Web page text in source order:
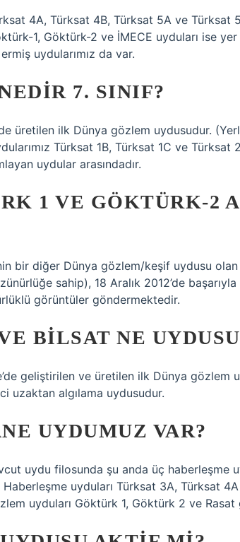
4A, Türksat 4B, Türksat 5A ve Türksat
1, Göktürk-2 ve İMECE uyduları ise
uydularımız da var.
7. SINIF?
üretilen ilk Dünya gözlem uydusudur.
Türksat 1B, Türksat 1C ve
uydular arasındadır.
1 VE GÖKTÜRK-2
bir diğer Dünya gözlem/keşif uydusu olan
sahip), 18 Aralık 2012’de
görüntüler göndermektedir.
BILSAT NE
geliştirilen ve üretilen ilk Dünya gözlem
uzaktan algılama uydusudur.
UYDUMUZ VAR?
uydu filosunda şu anda üç haberleşme
Haberleşme uyduları Türksat 3A, Türksat
uyduları Göktürk 1, Göktürk 2 ve